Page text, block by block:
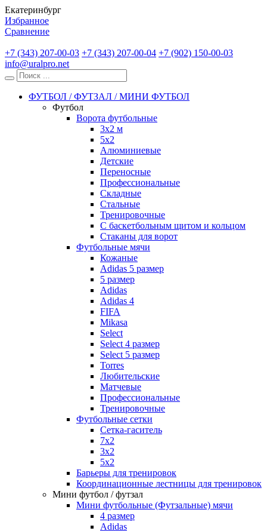
Екатеринбург
Избранное
Сравнение
+7 (343) 207-00-03 +7 (343) 207-00-04 +7 (902) 150-00-03
info@uralpro.net
ФУТБОЛ / ФУТЗАЛ / МИНИ ФУТБОЛ
Футбол
Ворота футбольные
3х2 м
5х2
Алюминиевые
Детские
Переносные
Профессиональные
Складные
Стальные
Тренировочные
С баскетбольным щитом и кольцом
Стаканы для ворот
Футбольные мячи
Кожаные
Adidas 5 размер
5 размер
Adidas
Adidas 4
FIFA
Mikasa
Select
Select 4 размер
Select 5 размер
Torres
Любительские
Матчевые
Профессиональные
Тренировочные
Футбольные сетки
Сетка-гаситель
7x2
3х2
5х2
Барьеры для тренировок
Координационные лестницы для тренировок
Мини футбол / футзал
Мини футбольные (Футзальные) мячи
4 размер
Adidas